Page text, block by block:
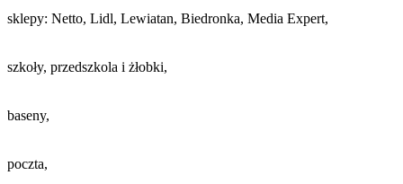
sklepy: Netto, Lidl, Lewiatan, Biedronka, Media Expert,
szkoły, przedszkola i żłobki,
baseny,
poczta,